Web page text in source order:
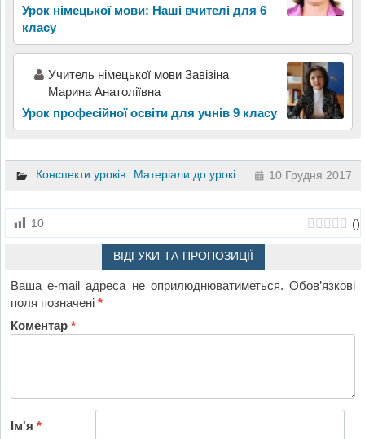
Урок німецької мови: Наші вчителі для 6
класу
Учитель німецької мови Завізіна
Марина Анатоліївна
Урок професійної освіти для учнів 9 класу
Конспекти уроків Матеріали до уроків Іноземна мова 6
10 Грудня 2017
10 ()
ВІДГУКИ ТА ПРОПОЗИЦІЇ
Ваша e-mail адреса не оприлюднюватиметься. Обов’язкові
поля позначені*
Коментар*
Ім'я*